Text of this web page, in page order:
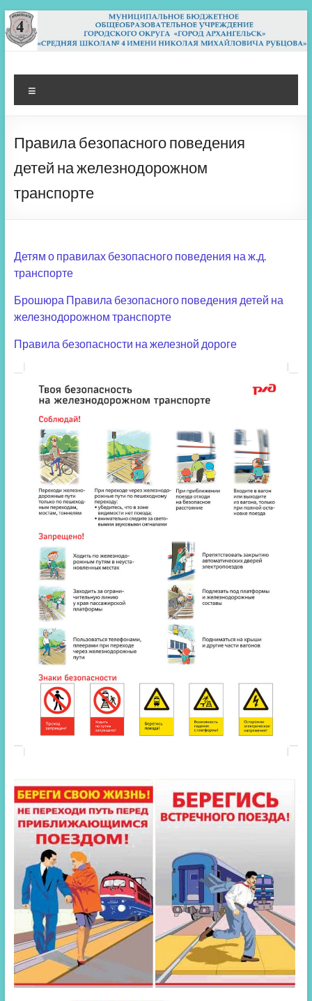
Перейти
к
содержимому
МБОУ СШ 4
Архангельск
Правила безопасного поведения
детей на железнодорожном
транспорте
Детям о правилах безопасного поведения на ж.д.
транспорте
Брошюра Правила безопасного поведения детей на
железнодорожном транспорте
Правила безопасности на железной дороге